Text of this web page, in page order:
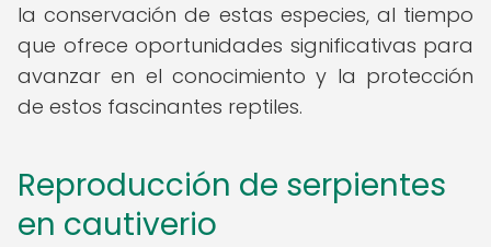
la conservación de estas especies, al tiempo
que ofrece oportunidades significativas para
avanzar en el conocimiento y la protección
de estos fascinantes reptiles.
Reproducción de serpientes
en cautiverio